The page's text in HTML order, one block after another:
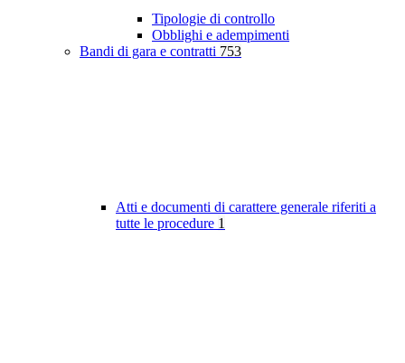
Tipologie di controllo
Obblighi e adempimenti
Bandi di gara e contratti 753
Atti e documenti di carattere generale riferiti a
tutte le procedure 1